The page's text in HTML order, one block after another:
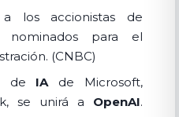
los accionistas de
nominados para el
(CNBC)
de IAde Microsoft,
se unirá a OpenAI.